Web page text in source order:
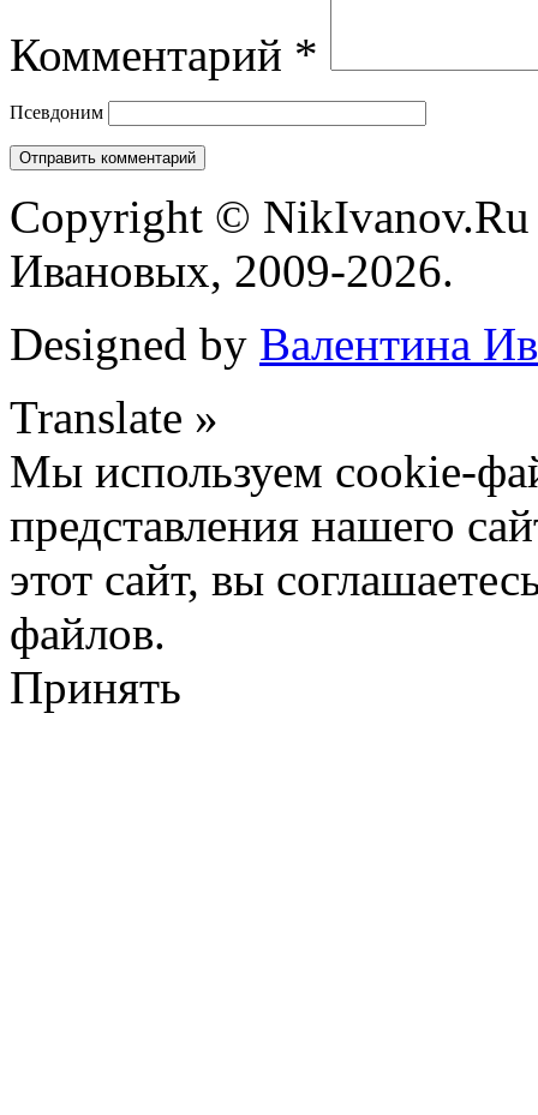
Комментарий *
Псевдоним
Copyright ©
Ивановых, 2009-2026.
Designed by Валентина
Translate »
Мы используем cookie-
представления нашего
этот сайт, вы
файлов.
Принять